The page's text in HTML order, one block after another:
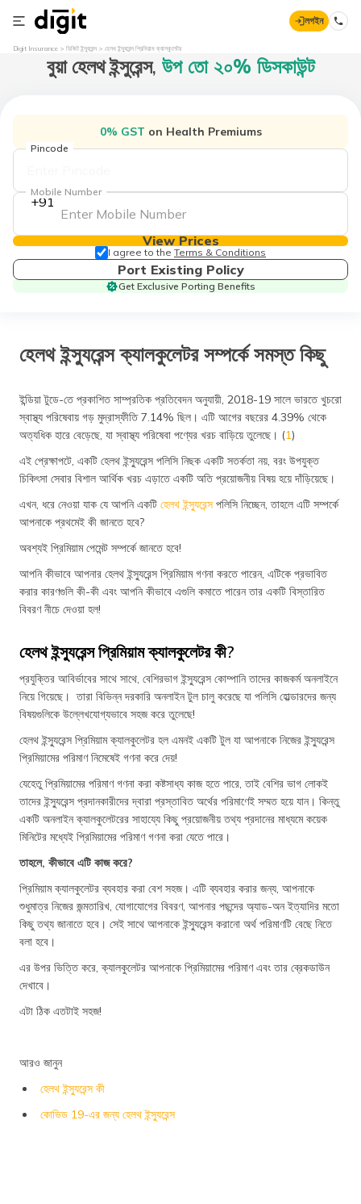
লগইন
Digit Insurance ডিজিট ইন্স্যুরেন্স হেলথ ইন্স্যুরেন্স প্রিমিয়াম ক্যালকুলেটর
বুয়া হেলথ ইন্সুরেন্স, উপ তো ২০% ডিসকাউন্ট
0% GST on Health Premiums
Pincode
+91
Mobile Number
View Prices
I agree to the Terms & Conditions
Port Existing Policy
Get Exclusive Porting Benefits
হেলথ ইন্স্যুরেন্স ক্যালকুলেটর সম্পর্কে সমস্ত কিছু
ইন্ডিয়া টুডে-তে প্রকাশিত সাম্প্রতিক প্রতিবেদন অনুযায়ী, 2018-19 সালে ভারতে খুচরো
স্বাস্থ্য পরিষেবায় গড় মুদ্রাস্ফীতি 7.14% ছিল। এটি আগের বছরের 4.39% থেকে
অত্যধিক হারে বেড়েছে, যা স্বাস্থ্য পরিষেবা পণ্যের খরচ বাড়িয়ে তুলেছে। (1)
এই প্রেক্ষাপটে, একটি হেলথ ইন্স্যুরেন্স পলিসি নিছক একটি সতর্কতা নয়, বরং উপযুক্ত
চিকিৎসা সেবার বিশাল আর্থিক খরচ এড়াতে একটি অতি প্রয়োজনীয় বিষয় হয়ে দাঁড়িয়েছে।
এখন, ধরে নেওয়া যাক যে আপনি একটি হেলথ ইন্স্যুরেন্স পলিসি নিচ্ছেন, তাহলে এটি সম্পর্কে
আপনাকে প্রথমেই কী জানতে হবে?
অবশ্যই প্রিমিয়াম পেমেন্ট সম্পর্কে জানতে হবে!
আপনি কীভাবে আপনার হেলথ ইন্স্যুরেন্স প্রিমিয়াম গণনা করতে পারেন, এটিকে প্রভাবিত
করার কারণগুলি কী-কী এবং আপনি কীভাবে এগুলি কমাতে পারেন তার একটি বিস্তারিত
বিবরণ নীচে দেওয়া হল!
হেলথ ইন্স্যুরেন্স প্রিমিয়াম ক্যালকুলেটর কী?
প্রযুক্তির আবির্ভাবের সাথে সাথে, বেশিরভাগ ইন্স্যুরেন্স কোম্পানি তাদের কাজকর্ম অনলাইনে
নিয়ে গিয়েছে। তারা বিভিন্ন দরকারি অনলাইন টুল চালু করেছে যা পলিসি হোল্ডারদের জন্য
বিষয়গুলিকে উল্লেখযোগ্যভাবে সহজ করে তুলেছে!
হেলথ ইন্স্যুরেন্স প্রিমিয়াম ক্যালকুলেটর হল এমনই একটি টুল যা আপনাকে নিজের ইন্স্যুরেন্স
প্রিমিয়ামের পরিমাণ নিমেষেই গণনা করে দেয়!
যেহেতু প্রিমিয়ামের পরিমাণ গণনা করা কষ্টসাধ্য কাজ হতে পারে, তাই বেশির ভাগ লোকই
তাদের ইন্স্যুরেন্স প্রদানকারীদের দ্বারা প্রস্তাবিত অর্থের পরিমাণেই সম্মত হয়ে যান। কিন্তু
একটি অনলাইন ক্যালকুলেটরের সাহায্যে কিছু প্রয়োজনীয় তথ্য প্রদানের মাধ্যমে কয়েক
মিনিটের মধ্যেই প্রিমিয়ামের পরিমাণ গণনা করা যেতে পারে।
তাহলে, কীভাবে এটি কাজ করে?
প্রিমিয়াম ক্যালকুলেটর ব্যবহার করা বেশ সহজ। এটি ব্যবহার করার জন্য, আপনাকে
শুধুমাত্র নিজের জন্মতারিখ, যোগাযোগের বিবরণ, আপনার পছন্দের অ্যাড-অন ইত্যাদির মতো
কিছু তথ্য জানাতে হবে। সেই সাথে আপনাকে ইন্স্যুরেন্স করানো অর্থ পরিমাণটি বেছে নিতে
বলা হবে।
এর উপর ভিত্তি করে, ক্যালকুলেটর আপনাকে প্রিমিয়ামের পরিমাণ এবং তার ব্রেকডাউন
দেখাবে।
এটা ঠিক এতটাই সহজ!
আরও জানুন
হেলথ ইন্স্যুরেন্স কী
কোভিড 19-এর জন্য হেলথ ইন্স্যুরেন্স